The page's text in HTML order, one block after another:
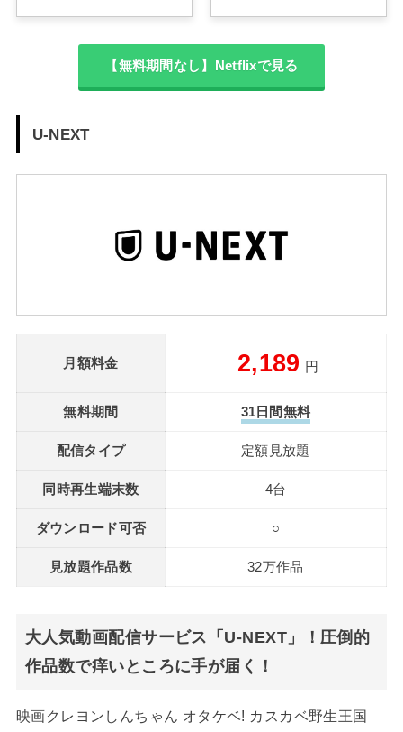
【無料期間なし】Netflixで見る
U-NEXT
月額料金 2,189 円
無料期間 31日間無料
配信タイプ 定額見放題
同時再生端末数 4台
ダウンロード可否 ○
見放題作品数 32万作品
大人気動画配信サービス「U-NEXT」！圧倒的
作品数で痒いところに手が届く！
映画クレヨンしんちゃん オタケベ! カスカベ野生王国